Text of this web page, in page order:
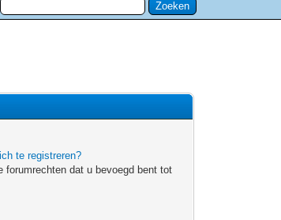
te registreren?
forumrechten dat u bevoegd bent tot